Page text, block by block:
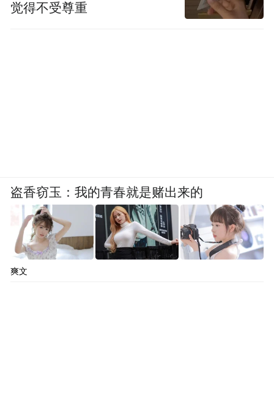
觉得不受尊重
盗香窃玉：我的青春就是赌出来的
爽文